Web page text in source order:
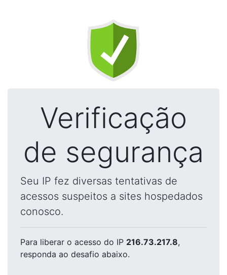
Verificação
de segurança
Seu IP fez diversas tentativas de
acessos suspeitos a sites hospedados
conosco.
Para liberar o acesso do IP 216.73.217.8,
responda ao desafio abaixo.